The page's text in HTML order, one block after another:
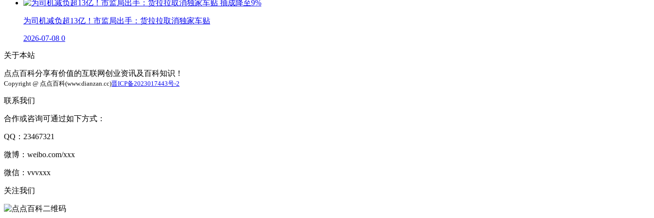
为司机减负超13亿！市监局出手：货拉拉取消独家车贴
2026-07-08 0
关于本站
点点百科分享有价值的互联网创业资讯及百科知识！
Copyright @ 点点百科(www.dianzan.cc)晋ICP备2023017443号-2
联系我们
合作或咨询可通过如下方式：
QQ：23467321
微博：weibo.com/xxx
微信：vvvxxx
关注我们